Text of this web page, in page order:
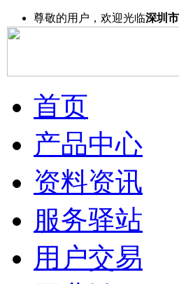
尊敬的用户，欢迎光临深圳
首页
产品中心
资料资讯
服务驿站
用户交易